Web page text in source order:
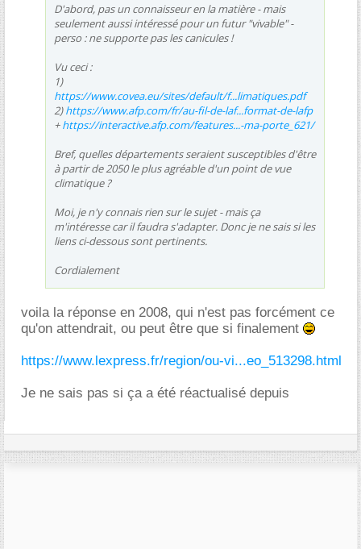
D'abord, pas un connaisseur en la matière - mais
seulement aussi intéressé pour un futur "vivable" -
perso : ne supporte pas les canicules !
Vu ceci :
1)
https://www.covea.eu/sites/default/f...limatiques.pdf
2)https://www.afp.com/fr/au-fil-de-laf...format-de-lafp
+https://interactive.afp.com/features...-ma-porte_621/
Bref, quelles départements seraient susceptibles d'être
à partir de 2050 le plus agréable d'un point de vue
climatique ?
Moi, je n'y connais rien sur le sujet - mais ça
m'intéresse car il faudra s'adapter. Donc je ne sais si les
liens ci-dessous sont pertinents.
Cordialement
voila la réponse en 2008, qui n'est pas forcément ce
qu'on attendrait, ou peut être que si finalement
https://www.lexpress.fr/region/ou-vi...eo_513298.html
Je ne sais pas si ça a été réactualisé depuis